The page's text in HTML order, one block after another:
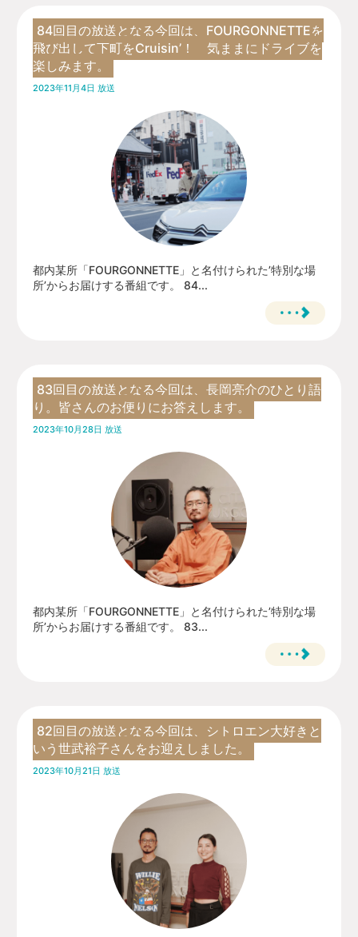
84回目の放送となる今回は、FOURGONNETTEを
飛び出して下町をCruisin’！ 気ままにドライブを
楽しみます。
2023年11月4日 放送
都内某所「FOURGONNETTE」と名付けられた’特別な場
所’からお届けする番組です。 84...
83回目の放送となる今回は、長岡亮介のひとり語
り。皆さんのお便りにお答えします。
2023年10月28日 放送
都内某所「FOURGONNETTE」と名付けられた’特別な場
所’からお届けする番組です。 83...
82回目の放送となる今回は、シトロエン大好きと
いう世武裕子さんをお迎えしました。
2023年10月21日 放送